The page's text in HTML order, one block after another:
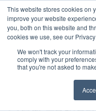
This website stores cookies on
improve your website
you, both on this website and
cookies we use, see our
We won't track your
comply with your
that you're not asked to
お知らせ
グローバルネットワーク
TOP グローバルネットワー
オフィス
MOL